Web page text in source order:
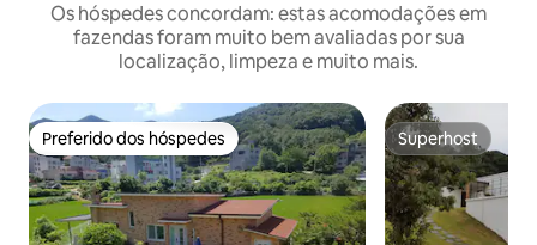
Os hóspedes concordam: estas acomodações em
fazendas foram muito bem avaliadas por sua
localização, limpeza e muito mais.
Preferido dos hóspedes
Preferido dos hóspedes Superhost
Superhost